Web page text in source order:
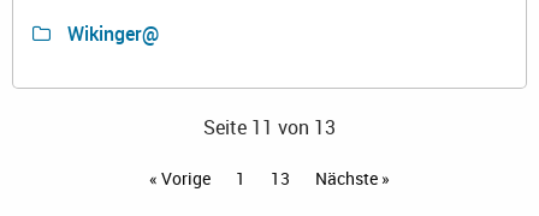
Wikinger@
Seite 11 von 13
« Vorige 1 13 Nächste »